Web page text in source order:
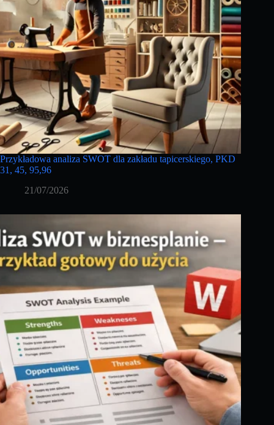
Przykładowa analiza SWOT dla zakładu tapicerskiego, PKD
31, 45, 95,96
21/07/2026